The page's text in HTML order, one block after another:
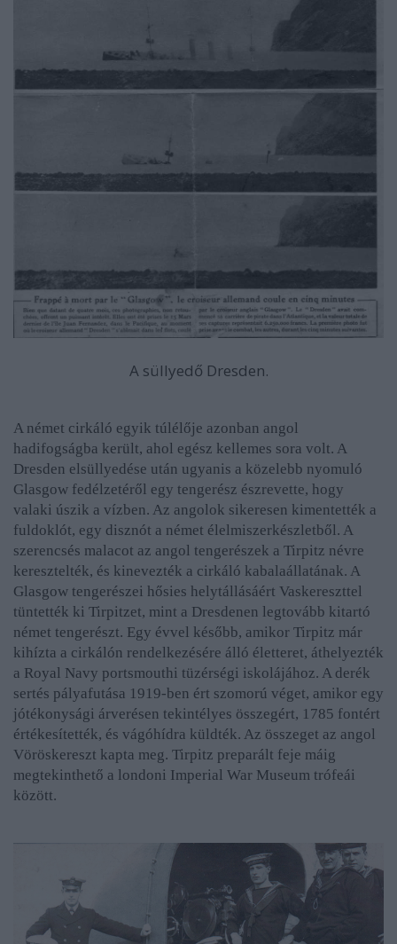
A süllyedő Dresden.
A német cirkáló egyik túlélője azonban angol
hadifogságba került, ahol egész kellemes sora volt. A
Dresden elsüllyedése után ugyanis a közelebb nyomuló
Glasgow fedélzetéről egy tengerész észrevette, hogy
valaki úszik a vízben. Az angolok sikeresen kimentették a
fuldoklót, egy disznót a német élelmiszerkészletből. A
szerencsés malacot az angol tengerészek a Tirpitz névre
keresztelték, és kinevezték a cirkáló kabalaállatának. A
Glasgow tengerészei hősies helytállásáért Vaskereszttel
tüntették ki Tirpitzet, mint a Dresdenen legtovább kitartó
német tengerészt. Egy évvel később, amikor Tirpitz már
kihízta a cirkálón rendelkezésére álló életteret, áthelyezték
a Royal Navy portsmouthi tüzérségi iskolájához. A derék
sertés pályafutása 1919-ben ért szomorú véget, amikor egy
jótékonysági árverésen tekintélyes összegért, 1785 fontért
értékesítették, és vágóhídra küldték. Az összeget az angol
Vöröskereszt kapta meg. Tirpitz preparált feje máig
megtekinthető a londoni Imperial War Museum trófeái
között.